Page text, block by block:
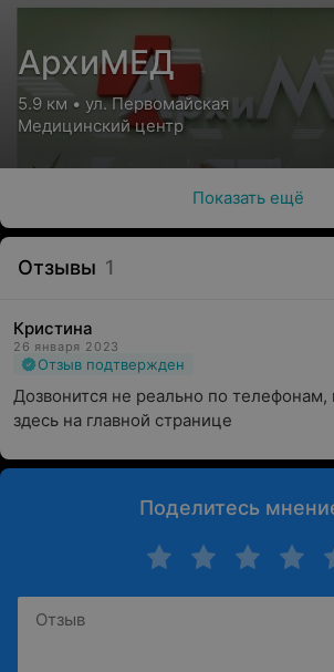
АрхиМЕД
5.9 км • ул. Первомайская
Медицинский центр
Показать ещё
Отзывы 1
Кристина
26 января 2023
Отзыв подтвержден
Дозвонится не реально по
здесь на главной странице
Поделитесь